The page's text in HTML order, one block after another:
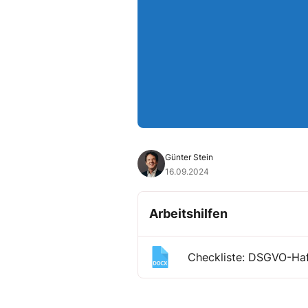
Günter Stein
16.09.2024
Arbeitshilfen
Checkliste: DSGVO-